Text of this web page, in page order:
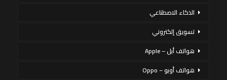
الذكاء الاصطناعي
تسويق إلكتروني
هواتف أبل – Apple
هواتف أوبو – Oppo